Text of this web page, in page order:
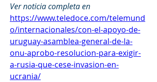
Ver noticia completa en
https://www.teledoce.com/telemund
o/internacionales/con-el-apoyo-de-
uruguay-asamblea-general-de-la-
onu-aprobo-resolucion-para-exigir-
a-rusia-que-cese-invasion-en-
ucrania/